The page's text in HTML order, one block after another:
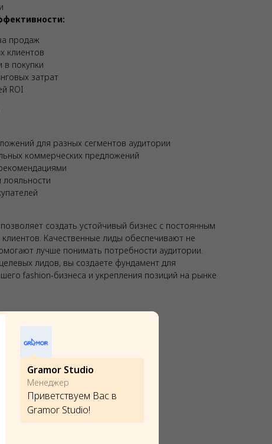
продаж
клиентов
покупки
затрат
ROI
для разных сегментов аудитории
коммерческих предложений
создать устойчивый бизнес с постоянным
Качественные лиды обеспечивают не
лучше понимать потребности аудитории.
лидов, вы создаете фундамент для
fashion-бизнеса и укрепления позиций на рынке
Gramor Studio
Менеджер
Приветствуем Вас в
Gramor Studio!